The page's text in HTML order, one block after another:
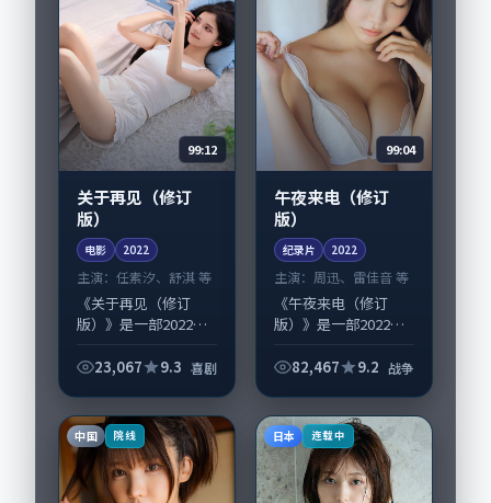
99:12
关于再见（修订
版）
电影 2022
主演： 任素汐、舒淇 等
《关于再见（修订
版）》是一部2022年
影，由是枝裕和执
员亦参与重要戏份。
故事围绕当代都市中...
23,067 9.3 喜剧
99:04
午夜来电（修订
版）
纪录片 2022
主演： 周迅、雷佳音 等
《午夜来电（修订
版）》是一部2022年
录片，由韦斯·安德
演员亦参与重要戏
份。故事围绕当代都...
82,467 9.2 战争
中国 院线 日本 连载中